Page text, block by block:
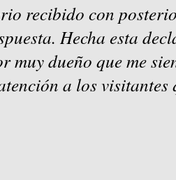
recibido con
Hecha esta
muy dueño que me
a los